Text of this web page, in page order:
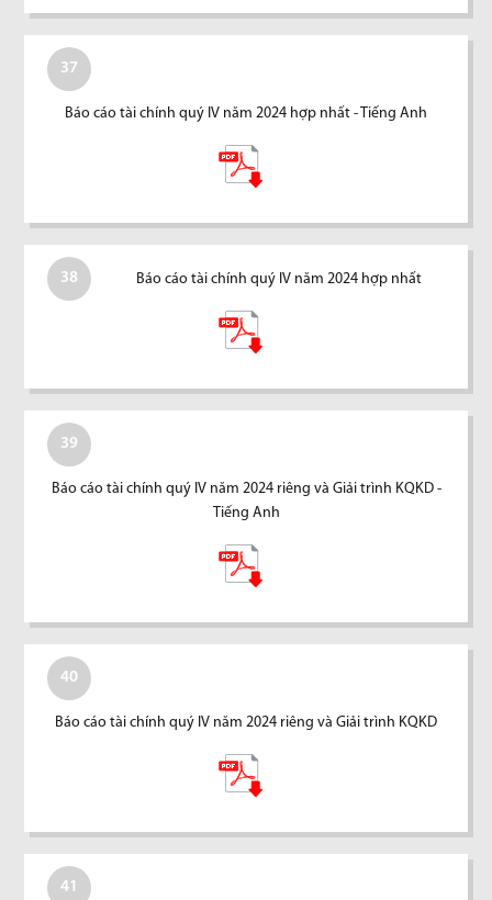
37
Báo cáo tài chính quý IV năm 2024 hợp nhất - Tiếng Anh
38 Báo cáo tài chính quý IV năm 2024 hợp nhất
39
Báo cáo tài chính quý IV năm 2024 riêng và Giải trình KQKD -
Tiếng Anh
40
Báo cáo tài chính quý IV năm 2024 riêng và Giải trình KQKD
41